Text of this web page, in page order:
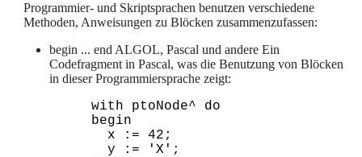
Programmier- und Skriptsprachen benutzen verschiedene
Methoden, Anweisungen zu Blöcken zusammenzufassen:
begin ... end ALGOL, Pascal und andere Ein
Codefragment in Pascal, was die Benutzung von Blöcken
in dieser Programmiersprache zeigt: